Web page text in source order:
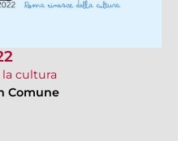
la cultura
Comune